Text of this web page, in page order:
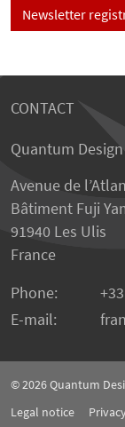
Newsletter
CONTACT
Quantum Design
Avenue de
Bâtiment Fuji
91940 Les Ulis
France
Phone:
E-mail:
© 2026Quantum
Legal notice